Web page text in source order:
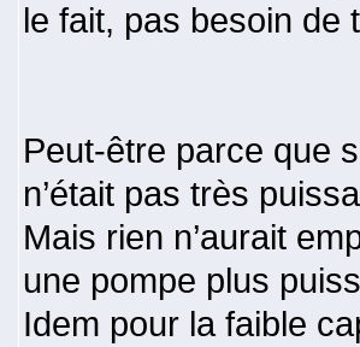
le fait, pas besoin de
Peut-être parce que
n’était pas très
Mais rien n’aurait
une pompe plus
Idem pour la faible